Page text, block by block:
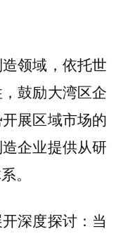
领域，依托世
鼓励大湾区企
展区域市场的
企业提供从研
。
深度探讨：当